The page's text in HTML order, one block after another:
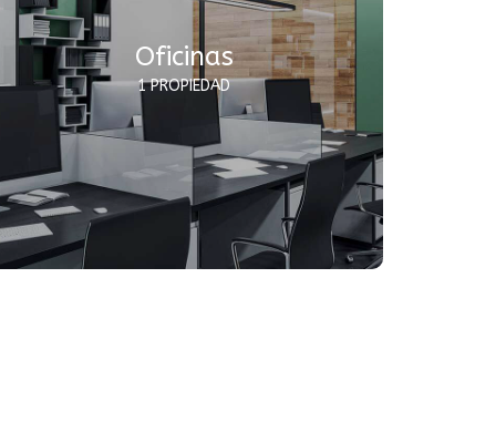
Oficinas
1 PROPIEDAD